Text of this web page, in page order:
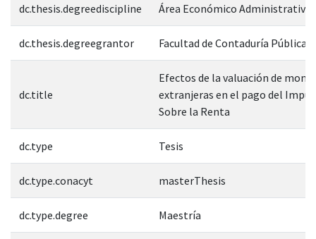
dc.thesis.degreediscipline Área Económico Administrativa
dc.thesis.degreegrantor Facultad de Contaduría Pública
dc.title
Efectos de la valuación de
extranjeras en el pago del
Sobre la Renta
dc.type Tesis
dc.type.conacyt masterThesis
dc.type.degree Maestría